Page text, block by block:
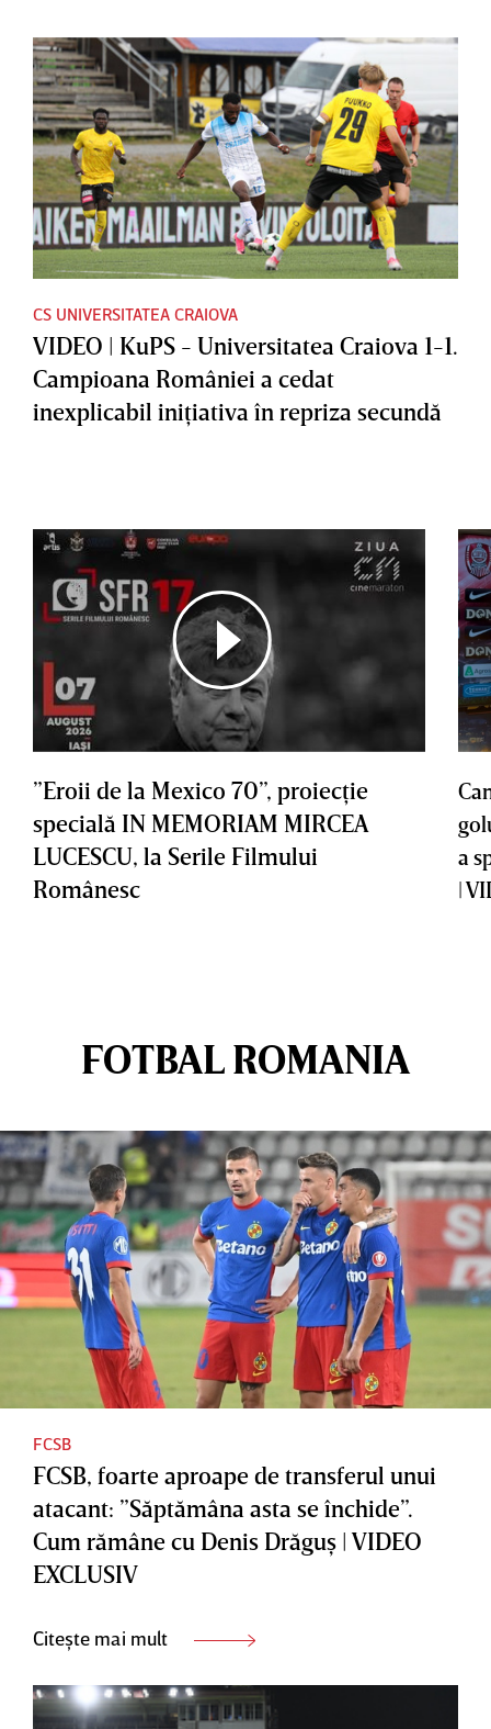
CS UNIVERSITATEA CRAIOVA
VIDEO | KuPS - Universitatea Craiova 1-1.
Campioana României a cedat
inexplicabil iniţiativa în repriza secundă
”Eroii de la Mexico 70”, proiecţie
specială IN MEMORIAM MIRCEA
LUCESCU, la Serile Filmului
Românesc
a
|
FOTBAL ROMANIA
FCSB
FCSB, foarte aproape de transferul unui
atacant: ”Săptămâna asta se închide”.
Cum rămâne cu Denis Drăguş | VIDEO
EXCLUSIV
Citește mai mult